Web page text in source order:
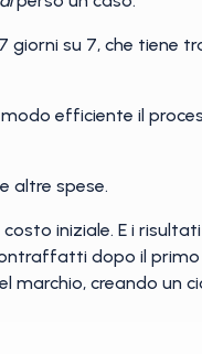
giorni su 7, che tiene
efficiente il
altre spese.
iniziale. E i
dopo il
marchio, creando un